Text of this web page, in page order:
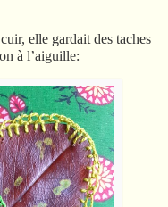
elle gardait des taches
à l’aiguille: